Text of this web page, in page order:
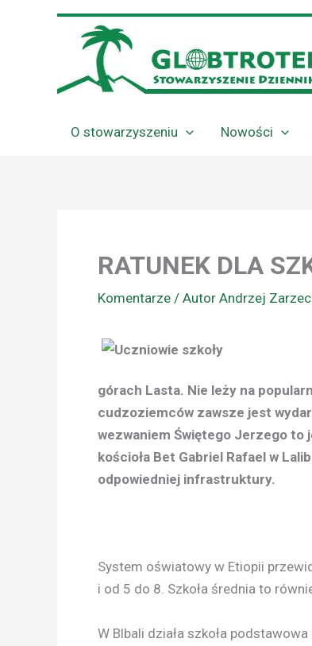
O stowarzyszeniu Nowości
RATUNEK DLA
Komentarze / Autor Andrzej
górach Lasta. Nie leży na
cudzoziemców zawsze jest
wezwaniem Świętego Jerzego to
kościoła Bet Gabriel Rafael w
odpowiedniej infrastruktury.
System oświatowy w Etiopii
i od 5 do 8. Szkoła średnia to
W Blbali działa szkoła